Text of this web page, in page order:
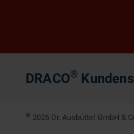
DRACO®
© 2026 Dr. Ausbüttel GmbH &